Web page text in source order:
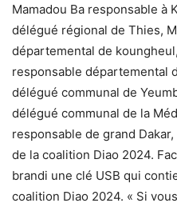
Mamadou Ba responsable à
délégué régional de Thies,
départemental de
responsable départemental
délégué communal de
délégué communal de la
responsable de grand
de la coalition Diao 2024.
brandi une clé USB qui
coalition Diao 2024. « Si